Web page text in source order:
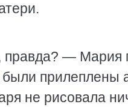
— Мария
были
не рисовала